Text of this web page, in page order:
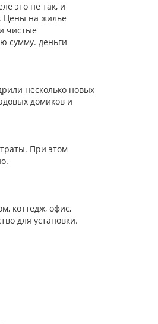
это не так, и
Цены на жилье
чистые
сумму. деньги
несколько новых
домиков и
При этом
коттедж, офис,
для установки.